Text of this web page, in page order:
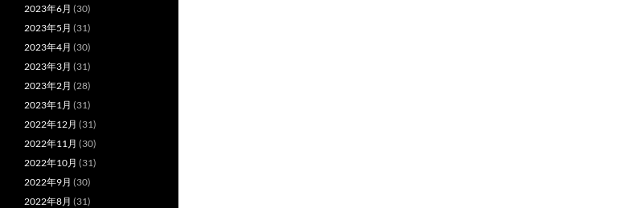
2023年6月 (30)
2023年5月 (31)
2023年4月 (30)
2023年3月 (31)
2023年2月 (28)
2023年1月 (31)
2022年12月 (31)
2022年11月 (30)
2022年10月 (31)
2022年9月 (30)
2022年8月 (31)